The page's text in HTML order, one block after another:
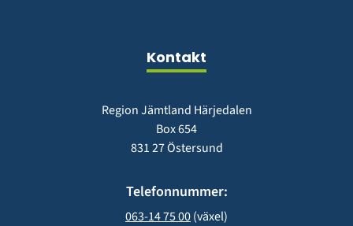
Kontakt
Region Jämtland Härjedalen
Box 654
831 27 Östersund
Telefonnummer:
063-14 75 00 (växel)